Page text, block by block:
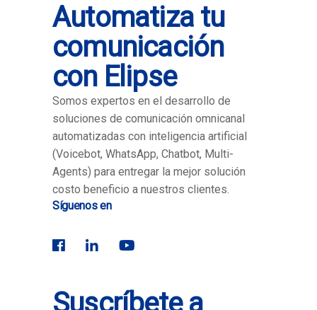
Automatiza tu
comunicación
con Elipse
Somos expertos en el desarrollo de
soluciones de comunicación omnicanal
automatizadas con inteligencia artificial
(Voicebot, WhatsApp, Chatbot, Multi-
Agents) para entregar la mejor solución
costo beneficio a nuestros clientes.
Síguenos en
Suscríbete a